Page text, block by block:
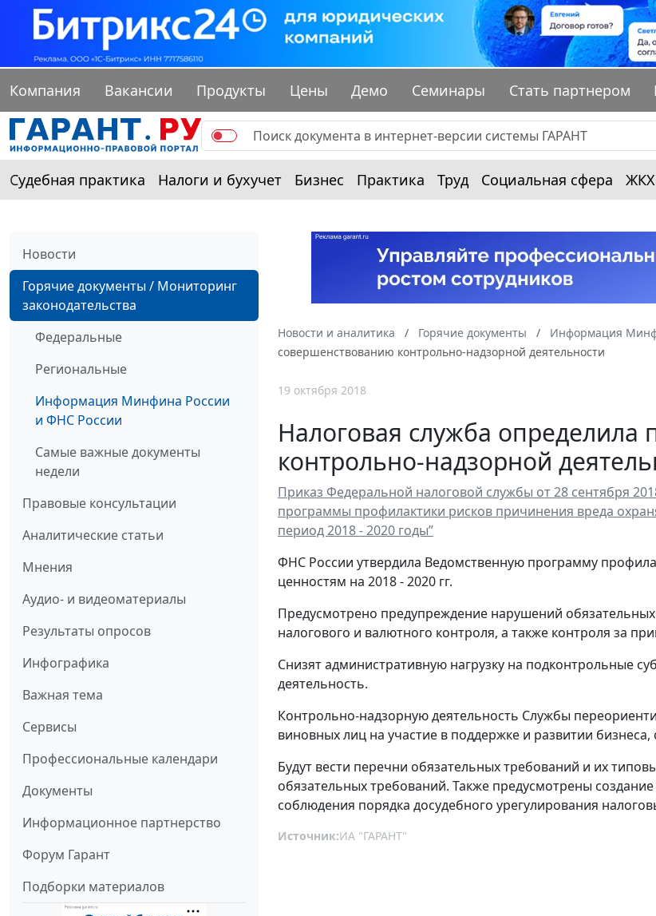
Компания Вакансии Продукты Цены Демо Семинары Стать партнером
Судебная практика Налоги и бухучет Бизнес Практика Труд Социальная сфера ЖКХ
Новости
Горячие документы / Мониторинг
законодательства
Федеральные
Региональные
Информация Минфина России
и ФНС России
Самые важные документы
недели
Правовые консультации
Аналитические статьи
Мнения
Аудио- и видеоматериалы
Результаты опросов
Инфографика
Важная тема
Сервисы
Профессиональные календари
Документы
Информационное партнерство
Форум Гарант
Подборки материалов
Новости и аналитика Горячие документы Информация
совершенствованию контрольно-надзорной деятельности
19 октября 2018
Налоговая служба
контрольно-надзорной
Приказ Федеральной налоговой службы от 28 сентября
программы профилактики рисков причинения вреда
период 2018 - 2020 годы”
ФНС России утвердила Ведомственную программу
ценностям на 2018 - 2020 гг.
Предусмотрено предупреждение нарушений
налогового и валютного контроля, а также контроля за
Снизят административную нагрузку на подконтрольные
деятельность.
Контрольно-надзорную деятельность Службы
виновных лиц на участие в поддержке и развитии
Будут вести перечни обязательных требований и их
обязательных требований. Также предусмотрены
соблюдения порядка досудебного урегулирования
Источник:ИА "ГАРАНТ"